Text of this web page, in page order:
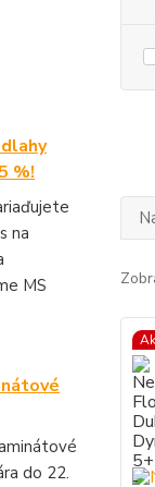
%!
na
MS
do 22.